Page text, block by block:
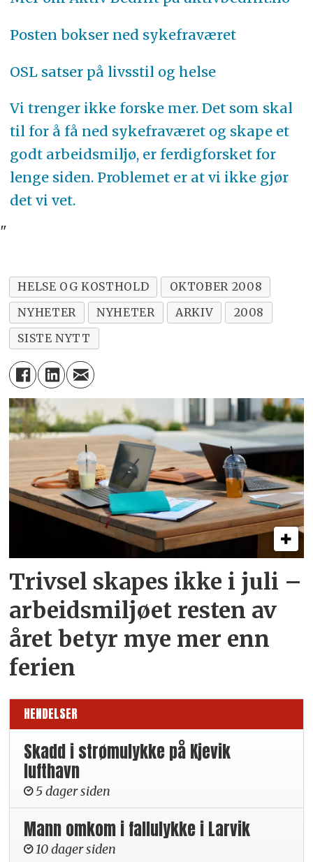
Posten bokser ned sykefraværet
OSL satser på livsstil og helse
Vi trenger ikke forske mer. Det som skal
til for å få ned sykefraværet og skape et
godt arbeidsmiljø, er ferdigforsket for
lenge siden. Problemet er at vi ikke gjør
det vi vet.
"
HELSE OG KOSTHOLD
OKTOBER 2008
NYHETER
NYHETER ARKIV
2008
SISTE NYTT
Trivsel skapes ikke i juli –
arbeid­smiljøet resten av
året betyr mye mer enn
ferien
HENDELSER
Skadd i strømulykke på Kjevik
lufthavn
5 dager siden
Mann omkom i fallulykke i Larvik
10 dager siden